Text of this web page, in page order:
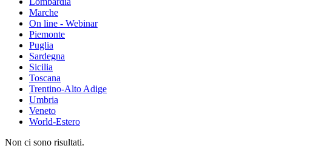
Marche
On line - Webinar
Piemonte
Puglia
Sardegna
Sicilia
Toscana
Trentino-Alto Adige
Umbria
Veneto
World-Estero
Non ci sono risultati.